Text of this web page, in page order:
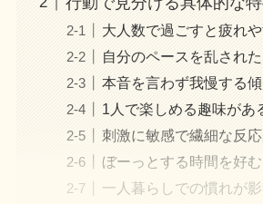
大人数で過ごすと疲れ
自分のペースを乱され
本音を言わず我慢する
1人で楽しめる趣味があ
刺激に敏感で繊細な反
ぼーっとする時間を好む
一人暮らしでの慣れが